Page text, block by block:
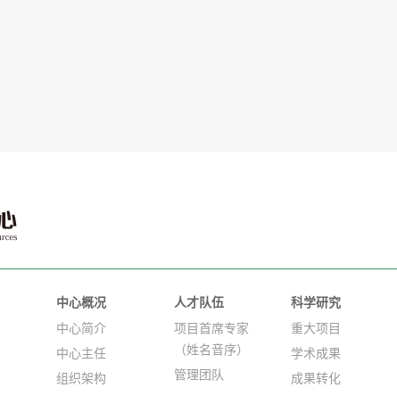
中心概况
中心简介
中心主任
组织架构
人才队伍
项目首席专家
（姓名音序）
管理团队
科学研究
重大项目
学术成果
成果转化